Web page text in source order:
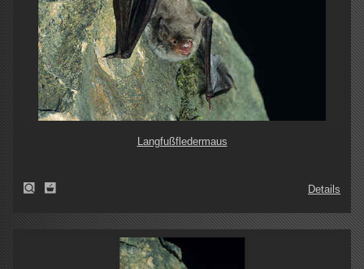
Langfußfledermaus
Details